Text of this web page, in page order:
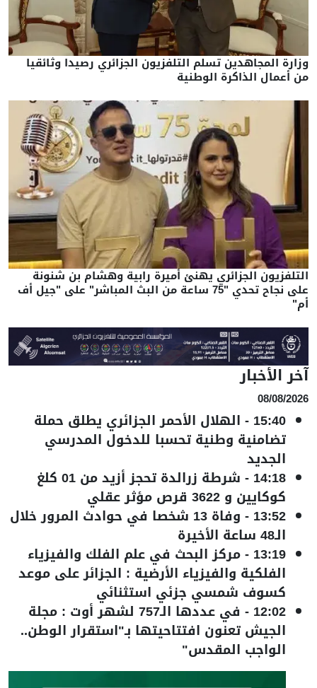
المجاهدين تسلم التلفزيون الجزائري رصيدا وثائقيا
أعمال الذاكرة الوطنية
الجزائري يهنئ أميرة رابية وهشام بن شنونة
على نجاح تحدي "75 ساعة من البث المباشر" على "جيل أف
الأخبار
08/08/
15:40
- الهلال الأحمر الجزائري يطلق حملة
تضامنية وطنية تحسبا للدخول المدرسي
الجديد
14:18
- شرطة زرالدة تحجز أزيد من 01 كلغ
كوكايين و 3622 قرص مؤثر عقلي
13:52
- وفاة 13 شخصا في حوادث المرور خلال
13:19
- مركز البحث في علم الفلك والفيزياء
الفلكية والفيزياء الأرضية : الجزائر على موعد
كسوف شمسي جزئي استثنائي
12:02
- في عددها الـ757 لشهر أوت : مجلة
الجيش تعنون افتتاحيتها بـ"استقرار الوطن..
الواجب المقدس"